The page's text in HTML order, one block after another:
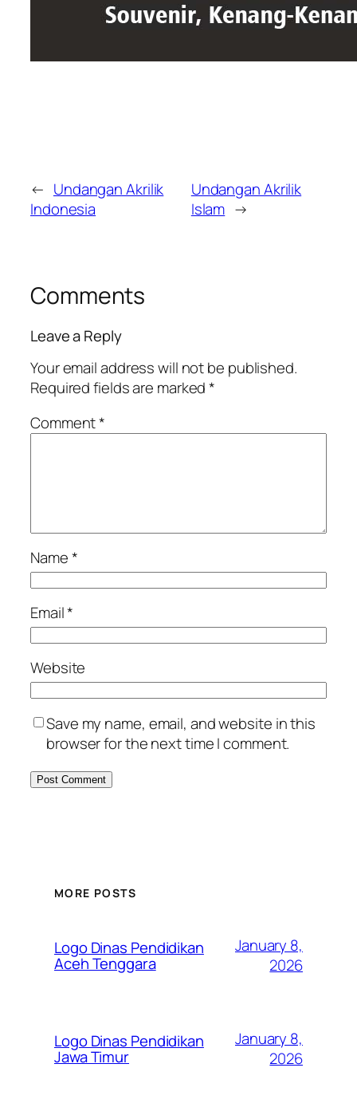
← Undangan Akrilik
Indonesia
Undangan Akrilik
Islam →
Comments
Leave a Reply
Your email address will not be published.
Required fields are marked*
Comment*
Name*
Email*
Website
Save my name, email, and website in this
browser for the next time I comment.
MORE POSTS
Logo Dinas Pendidikan
Aceh Tenggara
January 8,
2026
Logo Dinas Pendidikan
Jawa Timur
January 8,
2026